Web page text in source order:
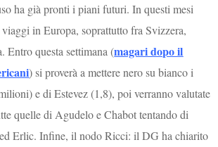
ha già pronti i piani futuri. In questi mesi
in Europa, soprattutto fra Svizzera,
Entro questa settimana (magari dopo il
) si proverà a mettere nero su bianco i
e di Estevez (1,8), poi verranno valutate
quelle di Agudelo e Chabot tentando di
Erlic. Infine, il nodo Ricci: il DG ha chiarito